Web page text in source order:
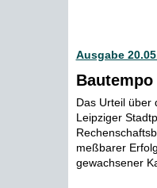
Ausgabe
Das Urteil über
Leipziger
meßbarer
gewachsener